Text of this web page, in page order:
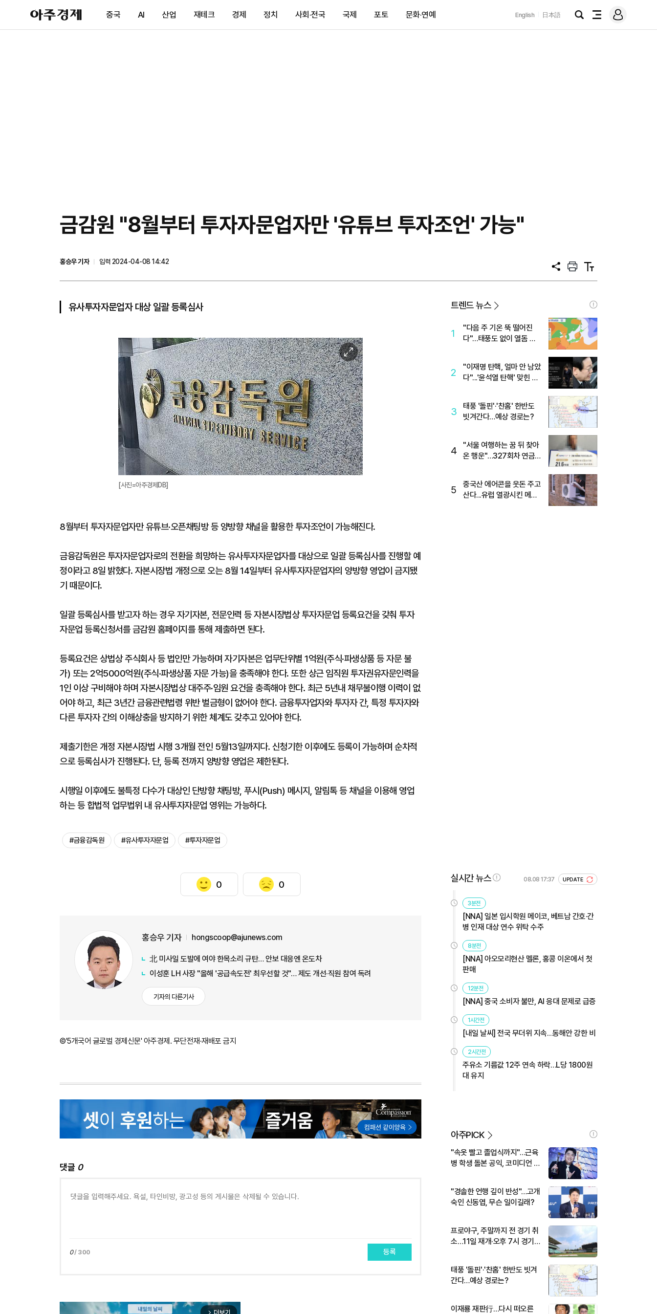
아
주
제
중국 AI 산업 재테크 경제 정치 사회·전국 국제 포토 문화·연예 English 日本語
검
전
메
그
금감원 "8월부터 투자자문업자만 '유튜브 투자조언' 가능"
홍승우 기자
입력 2024-04-08 14:42
공
프
트
텍
트
유사투자자문업자 대상 일괄 등록심사
이
미
지
확
대
[사진=아주경제DB]
8월부터 투자자문업자만 유튜브·오픈채팅방 등 양방향 채널을 활용한 투자조언이 가능해진다.
금융감독원은 투자자문업자로의 전환을 희망하는 유사투자자문업자를 대상으로 일괄 등록심사를 진행할 예
정이라고 8일 밝혔다. 자본시장법 개정으로 오는 8월 14일부터 유사투자자문업자의 양방향 영업이 금지됐
기 때문이다.
일괄 등록심사를 받고자 하는 경우 자기자본, 전문인력 등 자본시장법상 투자자문업 등록요건을 갖춰 투자
자문업 등록신청서를 금감원 홈페이지를 통해 제출하면 된다.
등록요건은 상법상 주식회사 등 법인만 가능하며 자기자본은 업무단위별 1억원(주식·파생상품 등 자문 불
가) 또는 2억5000억원(주식·파생상품 자문 가능)을 충족해야 한다. 또한 상근 임직원 투자권유자문인력을
1인 이상 구비해야 하며 자본시장법상 대주주·임원 요건을 충족해야 한다. 최근 5년내 채무불이행 이력이 없
어야 하고, 최근 3년간 금융관련법령 위반 벌금형이 없어야 한다. 금융투자업자와 투자자 간, 특정 투자자와
다른 투자자 간의 이해상충을 방지하기 위한 체계도 갖추고 있어야 한다.
제출기한은 개정 자본시장법 시행 3개월 전인 5월13일까지다. 신청기한 이후에도 등록이 가능하며 순차적
으로 등록심사가 진행된다. 단, 등록 전까지 양방향 영업은 제한된다.
시행일 이후에도 불특정 다수가 대상인 단방향 채팅방, 푸시(Push) 메시지, 알림톡 등 채널을 이용해 영업
하는 등 합법적 업무법위 내 유사투자자문업 영위는 가능하다.
#금융감독원 #유사투자자문업 #투자자문업
0 0
홍승우 기자 hongscoop@ajunews.com
北 미사일 도발에 여야 한목소리 규탄… 안보 대응엔 온도차
이성훈 LH 사장 "올해 '공급속도전' 최우선할 것"… 제도 개선·직원 참여 독려
기자의 다른기사
©'5개국어 글로벌 경제신문' 아주경제. 무단전재·재배포 금지
댓글 0
0/ 300 등록
arrow_forward_ios
트렌드 뉴스
1
"다음 주 기온 뚝 떨어진
다"…태풍도 없이 열돔 박
2
"이재명 탄핵, 얼마 안 남았
다"...'윤석열 탄핵' 맞힌 무
3
태풍 '돌핀'·'찬홈' 한반도
빗겨간다…예상 경로는?
4
"서울 여행하는 꿈 뒤 찾아
온 행운"…327회차 연금
5
중국산 에어콘을 웃돈 주고
산다...유럽 열광시킨 메이
실시간 뉴스 08.08 17:37 UPDATE
3분전
[NNA] 일본 입시학원 메이코, 베트남 간호·간
병 인재 대상 연수 위탁 수주
8분전
[NNA] 아오모리현산 멜론, 홍콩 이온에서 첫
판매
12분전
[NNA] 중국 소비자 불만, AI 응대 문제로 급증
1시간전
[내일 날씨] 전국 무더위 지속…동해안 강한 비
2시간전
주유소 기름값 12주 연속 하락…L당 1800원
대 유지
아주PICK
"속옷 빨고 졸업식까지"…근육
병 학생 돌본 공익, 코미디언 김
"경솔한 언행 깊이 반성"…고개
숙인 신동엽, 무슨 일이길래?
프로야구, 주말까지 전 경기 취
소…11일 재개·오후 7시 경기
태풍 '돌핀'·'찬홈' 한반도 빗겨
간다…예상 경로는?
이재룡 재판行…다시 떠오른